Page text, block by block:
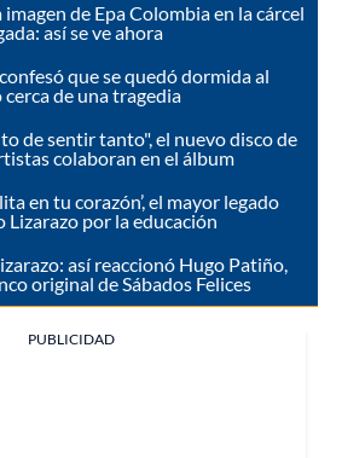
imagen de Epa Colombia en la cárcel
así se ve ahora
que se quedó dormida al
de una tragedia
de sentir tanto", el nuevo disco de
colaboran en el álbum
en tu corazón’, el mayor legado
Lizarazo por la educación
así reaccionó Hugo Patiño,
original de Sábados Felices
PUBLICIDAD